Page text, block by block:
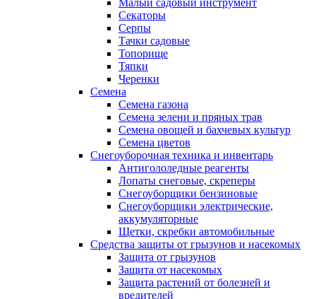
Малый садовый инструмент
Секаторы
Серпы
Тачки садовые
Топорище
Тяпки
Черенки
Семена
Семена газона
Семена зелени и пряных трав
Семена овощей и бахчевых культур
Семена цветов
Снегоуборочная техника и инвентарь
Антигололедные реагенты
Лопаты снеговые, скреперы
Снегоуборщики бензиновые
Снегоуборщики электрические,
аккумуляторные
Щетки, скребки автомобильные
Средства защиты от грызунов и насекомых
Защита от грызунов
Защита от насекомых
Защита растений от болезней и
вредителей